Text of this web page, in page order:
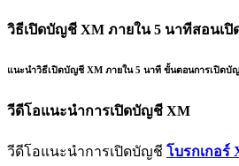
วิธีเปิดบัญชี XM ภายใน 5 นาทีสอนเปิ
แนะนำวิธีเปิดบัญชี XM ภายใน 5 นาที ขั้นตอนการเปิดบั
วีดีโอแนะนำการเปิดบัญชี XM
วีดีโอแนะนำการเปิดบัญชี โบรกเกอร์